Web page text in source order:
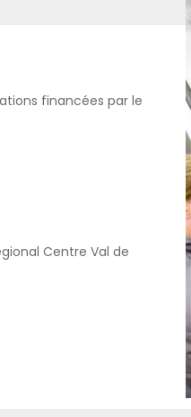
financées par le
Centre Val de